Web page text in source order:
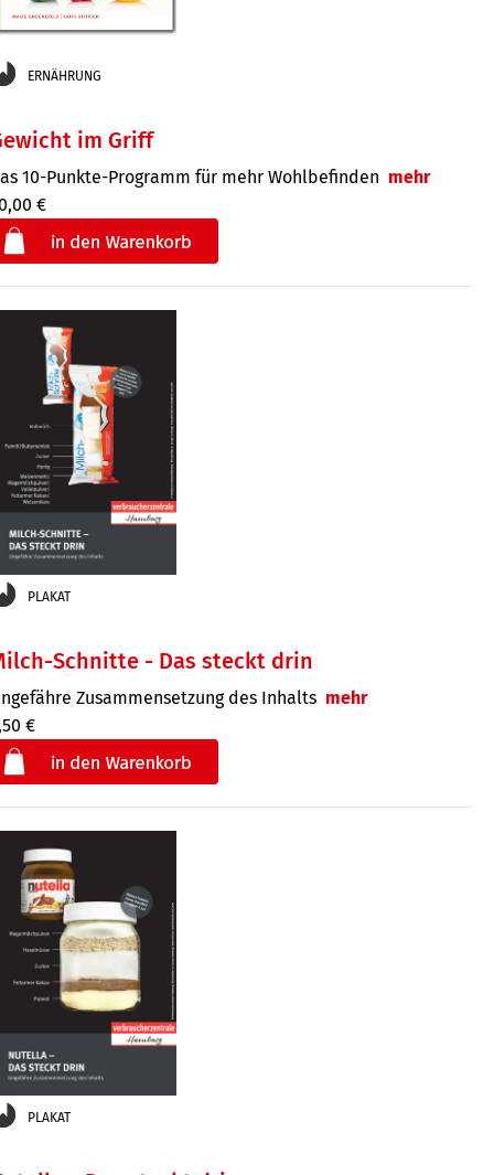
ERNÄHRUNG
im Griff
10-Punkte-Programm für mehr Wohlbefinden mehr
€
PLAKAT
Schnitte - Das steckt drin
Zu­sammen­setzung des Inhalts mehr
€
PLAKAT